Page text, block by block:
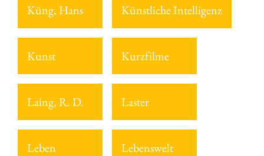
Küng, Hans Künstliche Intelligenz
Kunst Kurzfilme
Laing, R. D. Laster
Leben Lebenswelt